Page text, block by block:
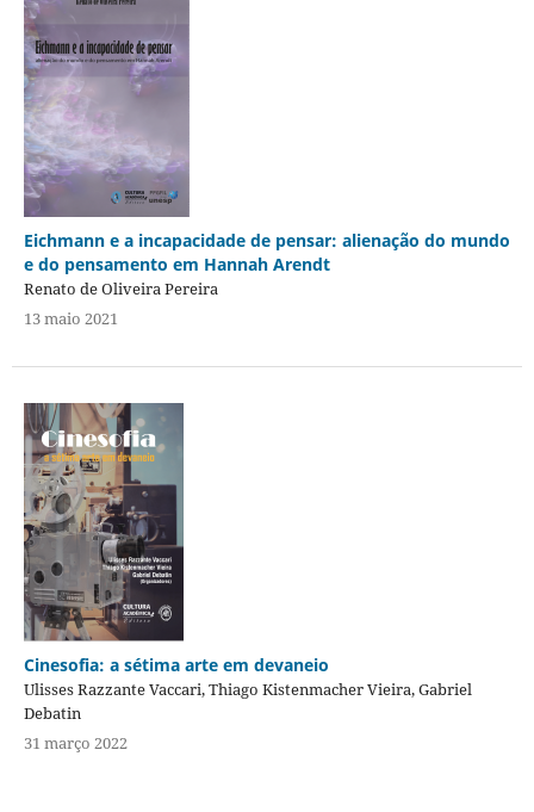
Eichmann e a incapacidade de pensar: alienação do mundo
e do pensamento em Hannah Arendt
Renato de Oliveira Pereira
13 maio 2021
Cinesofia: a sétima arte em devaneio
Ulisses Razzante Vaccari, Thiago Kistenmacher Vieira, Gabriel
Debatin
31 março 2022